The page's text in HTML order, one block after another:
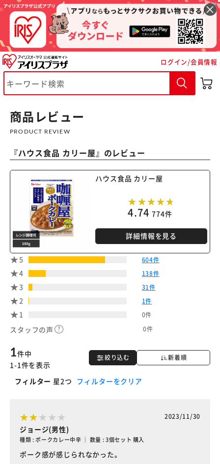
ログイン/会員情報
商品レビュー
PRODUCT REVIEW
『ハウス食品 カリー屋』のレビュー
ハウス食品 カリー屋
4.74 774件
詳細情報を見る
5 604件
4 138件
3 31件
2 1件
1 0件
スタッフの声 0件
絞り込む 新着順
1件中
1-1件を表示
フィルター 星2つ フィルターをクリア
2023/11/30
ジョージ(男性)
種類 : ポークカレー中辛 ｜ 数量 : 3個セット 購入
ポーク感が感じられなかった。
※ご確認ください
カートに入れる 購入手続きへ